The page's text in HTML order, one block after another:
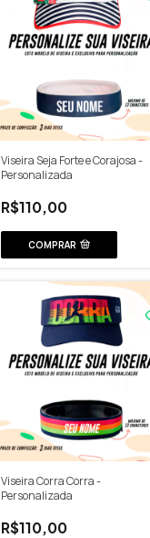
Viseira Seja Forte e Corajosa -
Personalizada
R$110,00
COMPRAR
Viseira Corra Corra -
Personalizada
R$110,00